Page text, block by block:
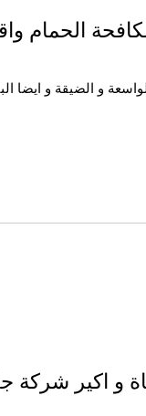
مكافحة
و الضيقة و ايضا